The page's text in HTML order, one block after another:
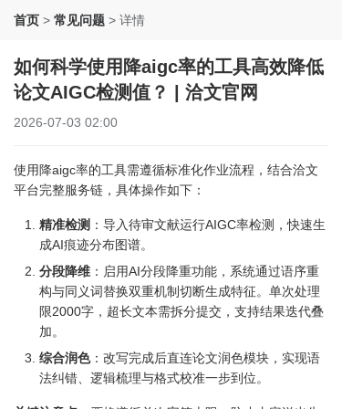
首页 > 常见问题 > 详情
如何科学使用降aigc率的工具高效降低
论文AIGC检测值？ | 洽文官网
2026-07-03 02:00
使用降aigc率的工具需遵循标准化作业流程，结合洽文
平台完整服务链，具体操作如下：
精准检测 ：导入待审文献运行AIGC率检测，快速生
成AI痕迹分布图谱。
分段降维 ：启用AI分段降重功能，系统通过语序重
构与同义词替换双重机制切断生成特征。单次处理
限2000字，超长文本需拆分提交，支持结果迭代叠
加。
综合润色：改写完成后直连论文润色模块，实现语
法纠错、逻辑梳理与格式校准一步到位。